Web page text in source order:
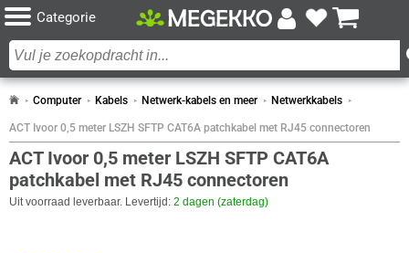
Categorie
Computer Kabels Netwerk-kabels en meer Netwerkkabels
ACT Ivoor 0,5 meter LSZH SFTP CAT6A patchkabel met RJ45 connectoren
ACT Ivoor 0,5 meter LSZH SFTP CAT6A
patchkabel met RJ45 connectoren
Uit voorraad leverbaar. Levertijd: 2 dagen (zaterdag)